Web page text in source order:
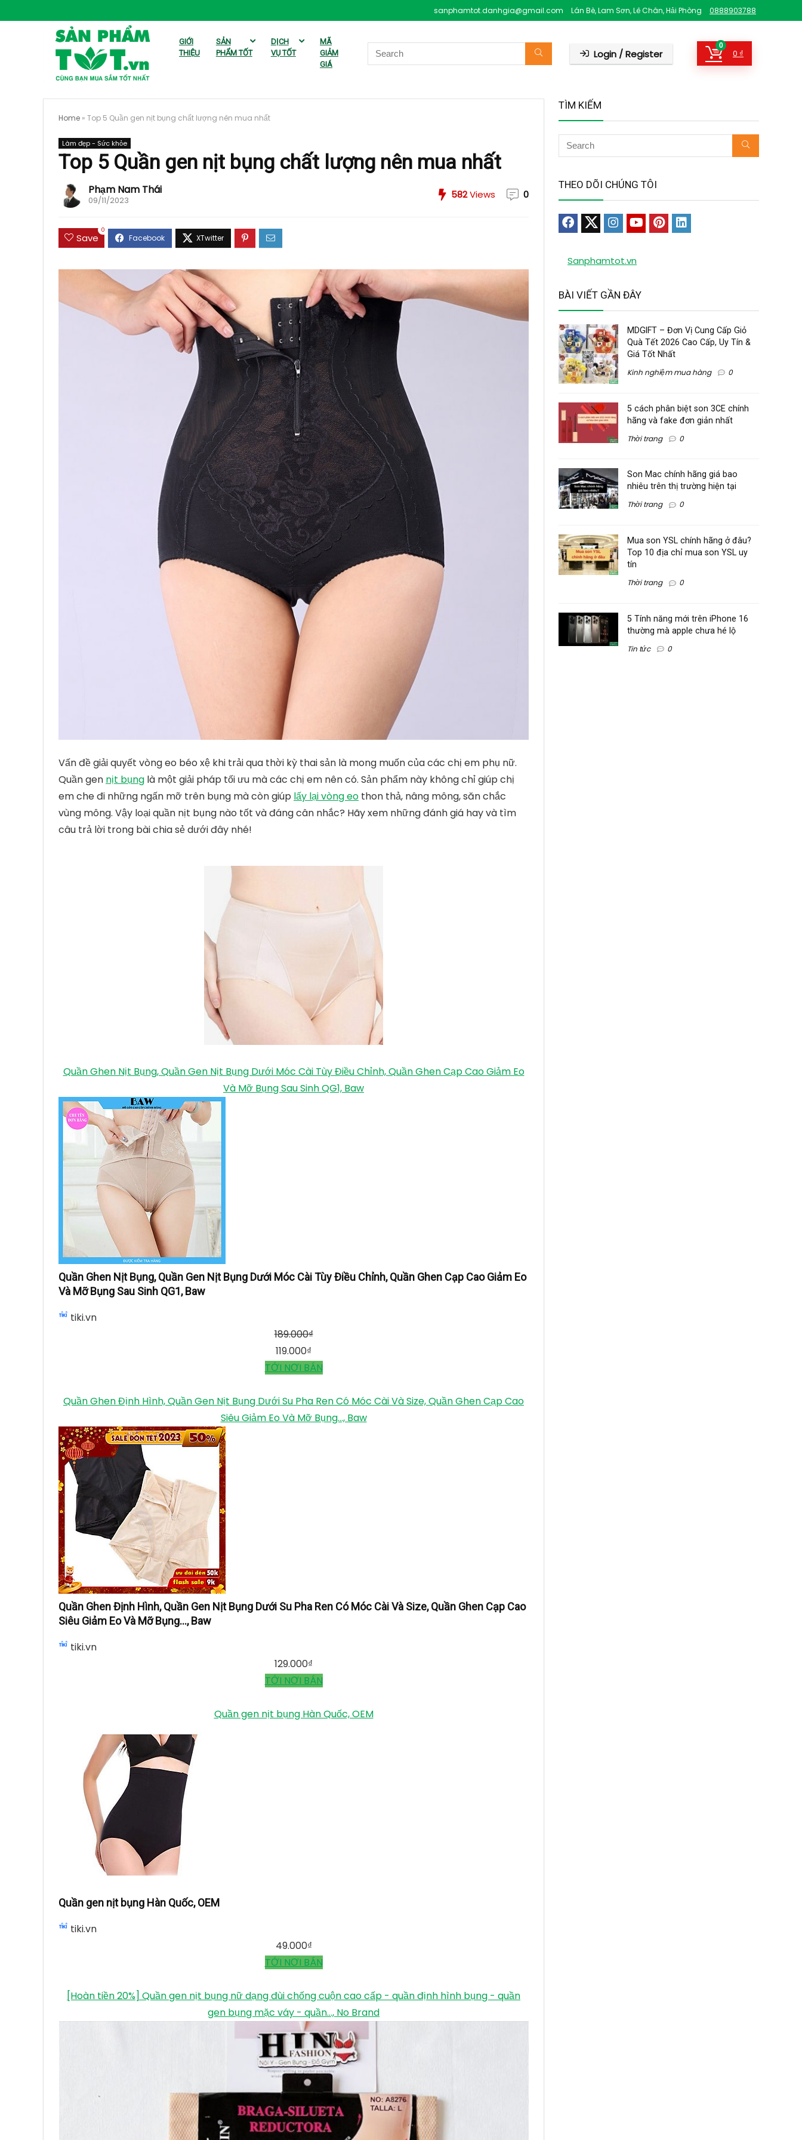
sanphamtot.danhgia@gmail.com Lán Bè, Lam Sơn, Lê Chân, Hải Phòng 0888903788
GIỚI
THIỆU
SẢN
PHẨM TỐT
DỊCH
VỤ TỐT
MÃ
GIẢM
GIÁ
Login / Register
0
0 ₫
Home » Top 5 Quần gen nịt bụng chất lượng nên mua nhất
Làm đẹp - Sức khỏe
Top 5 Quần gen nịt bụng chất lượng nên mua nhất
Phạm Nam Thái
09/11/2023 582Views 0
Save
0
Vấn đề giải quyết vòng eo béo xệ khi trải qua thời kỳ thai sản là mong muốn của các chị em phụ nữ.
Quần gen nịt bụng là một giải pháp tối ưu mà các chị em nên có. Sản phẩm này không chỉ giúp chị
em che đi những ngấn mỡ trên bụng mà còn giúp lấy lại vòng eo thon thả, nâng mông, săn chắc
vùng mông. Vậy loại quần nịt bụng nào tốt và đáng cân nhắc? Hãy xem những đánh giá hay và tìm
câu trả lời trong bài chia sẻ dưới đây nhé!
Quần Ghen Nịt Bụng, Quần Gen Nịt Bụng Dưới Móc Cài Tùy Điều Chỉnh, Quần Ghen Cạp Cao Giảm Eo
Và Mỡ Bụng Sau Sinh QG1, Baw
Quần Ghen Nịt Bụng, Quần Gen Nịt Bụng Dưới Móc Cài Tùy Điều Chỉnh, Quần Ghen Cạp Cao Giảm Eo
Và Mỡ Bụng Sau Sinh QG1, Baw
tiki.vn
189.000₫
119.000₫
TỚI NƠI BÁN
Quần Ghen Định Hình, Quần Gen Nịt Bụng Dưới Su Pha Ren Có Móc Cài Và Size, Quần Ghen Cạp Cao
Siêu Giảm Eo Và Mỡ Bụng..., Baw
Quần Ghen Định Hình, Quần Gen Nịt Bụng Dưới Su Pha Ren Có Móc Cài Và Size, Quần Ghen Cạp Cao
Siêu Giảm Eo Và Mỡ Bụng..., Baw
tiki.vn
129.000₫
TỚI NƠI BÁN
Quần gen nịt bụng Hàn Quốc, OEM
Quần gen nịt bụng Hàn Quốc, OEM
tiki.vn
49.000₫
TỚI NƠI BÁN
[Hoàn tiền 20%] Quần gen nịt bụng nữ dạng đùi chống cuộn cao cấp - quần định hình bụng - quần
gen bụng mặc váy - quần..., No Brand
TÌM KIẾM
THEO DÕI CHÚNG TÔI
Sanphamtot.vn
BÀI VIẾT GẦN ĐÂY
MDGIFT – Đơn Vị Cung Cấp Giỏ
Quà Tết 2026 Cao Cấp, Uy Tín &
Giá Tốt Nhất
Kinh nghiệm mua hàng 0
5 cách phân biệt son 3CE chính
hãng và fake đơn giản nhất
Thời trang 0
Son Mac chính hãng giá bao
nhiêu trên thị trường hiện tại
Thời trang 0
Mua son YSL chính hãng ở đâu?
Top 10 địa chỉ mua son YSL uy
tín
Thời trang 0
5 Tính năng mới trên iPhone 16
thường mà apple chưa hé lộ
Tin tức 0